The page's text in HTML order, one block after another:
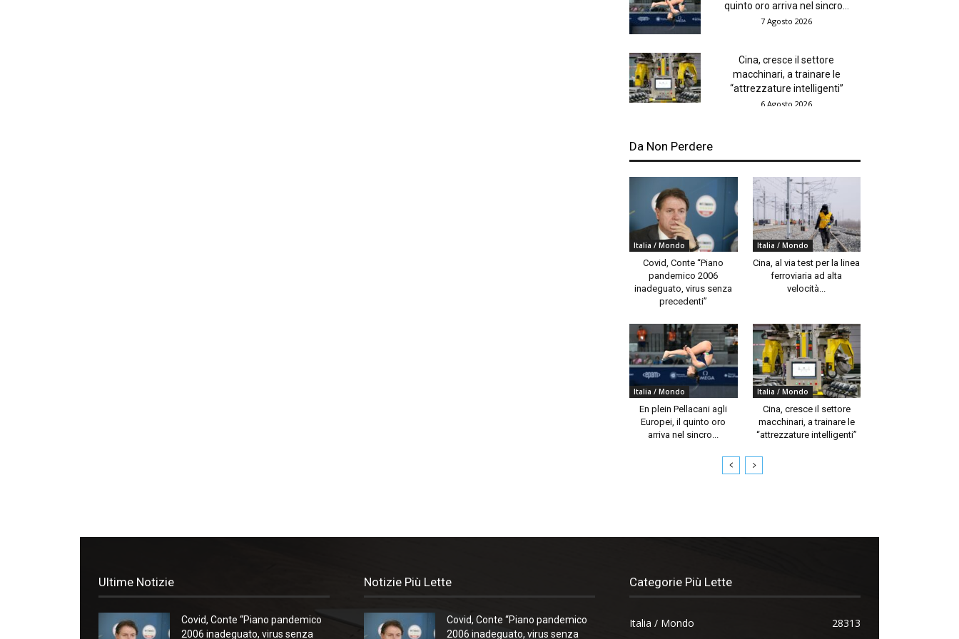
quinto oro arriva nel sincro...
7 Agosto 2026
Cina, cresce il settore
macchinari, a trainare le
“attrezzature intelligenti”
6 Agosto 2026
Da Non Perdere
Italia / Mondo
Covid, Conte “Piano
pandemico 2006
inadeguato, virus senza
precedenti”
Italia / Mondo
Cina, al via test per la linea
ferroviaria ad alta
velocità...
Italia / Mondo
En plein Pellacani agli
Europei, il quinto oro
arriva nel sincro...
Italia / Mondo
Cina, cresce il settore
macchinari, a trainare le
“attrezzature intelligenti”
Ultime Notizie
Covid, Conte “Piano pandemico
2006 inadeguato, virus senza
Notizie Più Lette
Covid, Conte “Piano pandemico
2006 inadeguato, virus senza
Categorie Più Lette
Italia / Mondo
28313